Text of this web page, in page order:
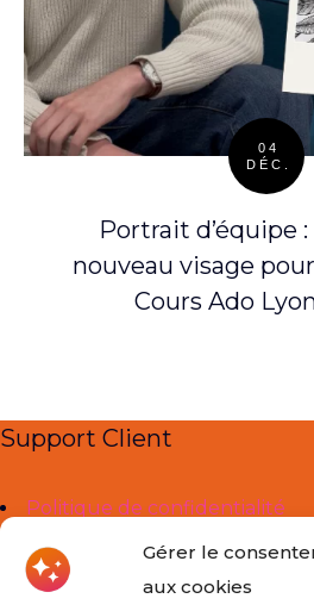
Gérer le
aux cookies
04
DÉC.
Portrait d’équipe
nouveau visage
Cours Ado
Support Client
Politique de confidentialité
Mentions légales